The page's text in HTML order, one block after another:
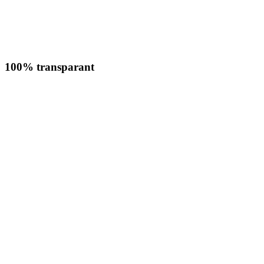
100% transparant